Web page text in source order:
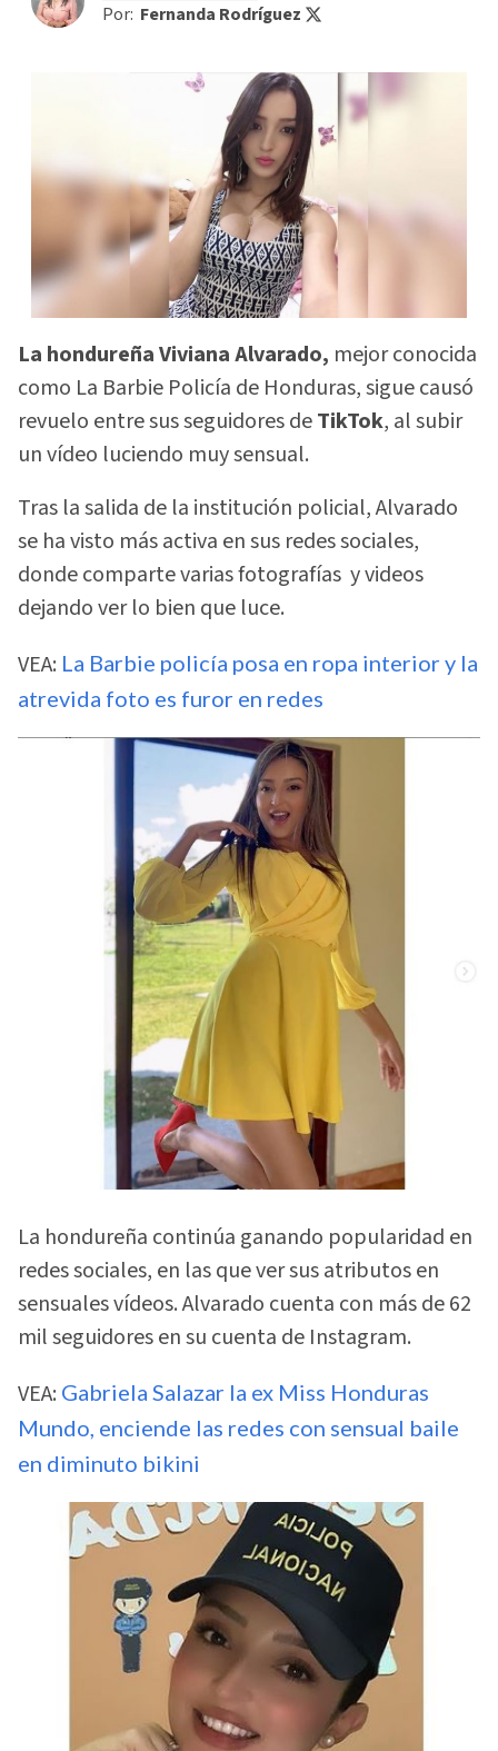
Por: Fernanda Rodríguez
La hondureña Viviana Alvarado, mejor conocida
como La Barbie Policía de Honduras, sigue causó
revuelo entre sus seguidores deTikTok, al subir
un vídeo luciendo muy sensual.
Tras la salida de la institución policial, Alvarado
se ha visto más activa en sus redes sociales,
donde comparte varias fotografías y videos
dejando ver lo bien que luce.
VEA: La Barbie policía posa en ropa interior y la
atrevida foto es furor en redes
La hondureña continúa ganando popularidad en
redes sociales, en las que ver sus atributos en
sensuales vídeos. Alvarado cuenta con más de 62
mil seguidores en su cuenta de Instagram.
VEA: Gabriela Salazar la ex Miss Honduras
Mundo, enciende las redes con sensual baile
en diminuto bikini